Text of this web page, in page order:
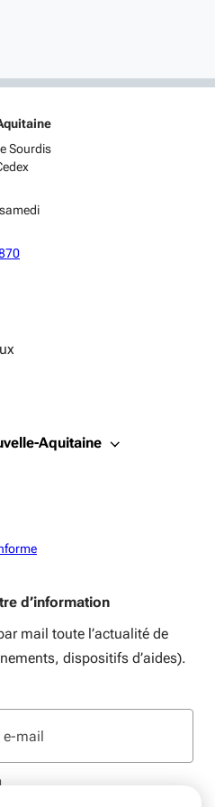
Sourdis
NOUVELLE FENÊTRE
UNE NOUVELLE FENÊTRE
DANS UNE NOUVELLE FENÊTRE
Aquitaine
d’information
mail toute l’actualité de
dispositifs d’aides).